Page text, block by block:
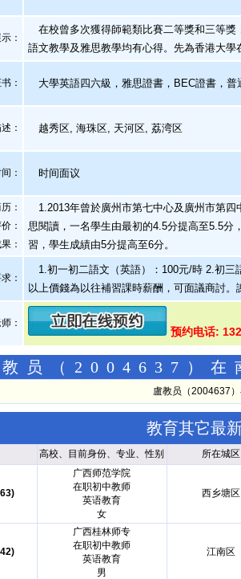
示 ：
在校曾多次獲得師範類比賽二等獎和三等獎
語文教學及雅思教學均有心得。先為香港大
书 ： 大學英語四六級，雅思證書，BEC證書，普
： 越秀区, 海珠区, 天河区, 荔湾区
： 时间面议
：
：
：
1.2013年曾於廣州市第七中心及廣州市第四
思閱讀，一名學生由最初的4.5分提高至5.5分
習，學生成績由5分提高至6分。
：
1.初一初二語文（英語）：100元/時 2.初
以上價錢為以往補習課時薪酬，可面議商討。
：
预约电话:
教员（2004637）在
盧教员（2004637
教育其它最
高校、目前身份、专业、性别 所在城区
广西师范学院
在职初中教师
英语教育
女
西乡塘区
广西桂林师专
在职初中教师
英语教育
男
江南区